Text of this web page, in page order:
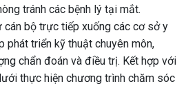
tránh các bệnh lý tại mắt.
cán bộ trực tiếp xuống các cơ sở y
phát triển kỹ thuật chuyên môn,
chẩn đoán và điều trị. Kết hợp với
thực hiện chương trình chăm sóc